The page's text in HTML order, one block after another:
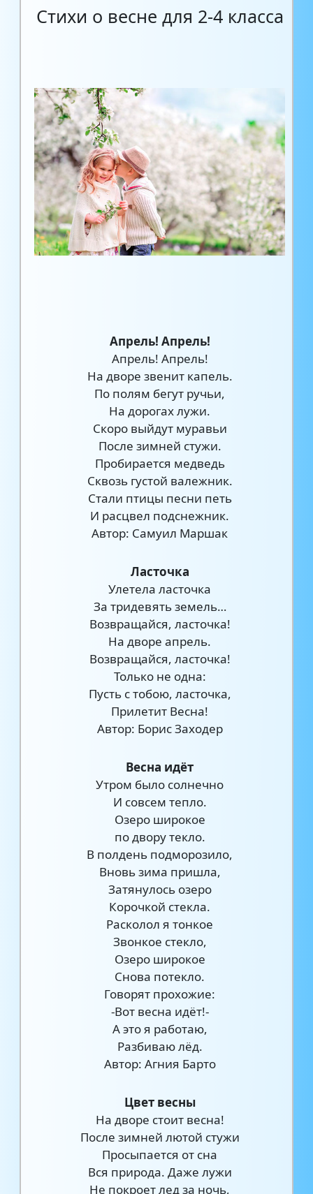
Стихи о весне для 2-4 класса
Апрель! Апрель!
Апрель! Апрель!
На дворе звенит капель.
По полям бегут ручьи,
На дорогах лужи.
Скоро выйдут муравьи
После зимней стужи.
Пробирается медведь
Сквозь густой валежник.
Стали птицы песни петь
И расцвел подснежник.
Автор: Самуил Маршак
Ласточка
Улетела ласточка
За тридевять земель…
Возвращайся, ласточка!
На дворе апрель.
Возвращайся, ласточка!
Только не одна:
Пусть с тобою, ласточка,
Прилетит Весна!
Автор: Борис Заходер
Весна идёт
Утром было солнечно
И совсем тепло.
Озеро широкое
по двору текло.
В полдень подморозило,
Вновь зима пришла,
Затянулось озеро
Корочкой стекла.
Расколол я тонкое
Звонкое стекло,
Озеро широкое
Снова потекло.
Говорят прохожие:
-Вот весна идёт!-
А это я работаю,
Разбиваю лёд.
Автор: Агния Барто
Цвет весны
На дворе стоит весна!
После зимней лютой стужи
Просыпается от сна
Вся природа. Даже лужи
Не покроет лед за ночь,